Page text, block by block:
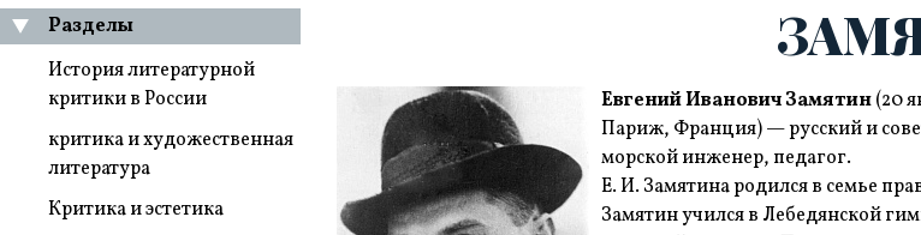
Разделы
История литературной
критики в России
критика и художественная
литература
Критика и эстетика
Евгений Иванович Замятин(20
Париж, Франция) — русский и
морской инженер, педагог.
Е. И. Замятина родился в семье
Замятин учился в Лебедянской